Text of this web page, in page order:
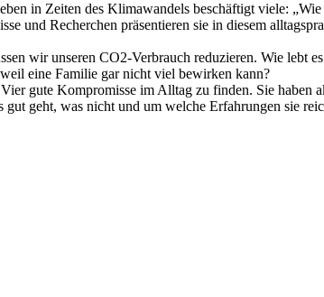
in Zeiten des Klimawandels beschäftigt viele:
und Recherchen präsentieren sie in diesem
wir unseren CO2-Verbrauch reduzieren. Wie lebt
eine Familie gar nicht viel bewirken kann?
gute Kompromisse im Alltag zu finden. Sie
gut geht, was nicht und um welche Erfahrungen sie